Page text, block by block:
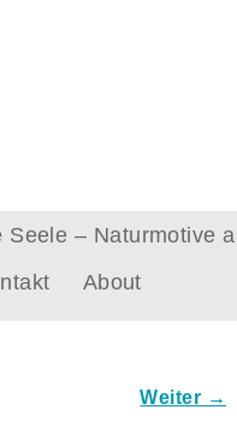
– Naturmotive
About
Weiter →